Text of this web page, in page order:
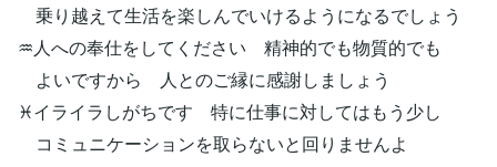
乗り越えて生活を楽しんでいけるようになるでしょう
♒人への奉仕をしてください 精神的でも物質的でも
よいですから 人とのご縁に感謝しましょう
♓イライラしがちです 特に仕事に対してはもう少し
コミュニケーションを取らないと回りませんよ